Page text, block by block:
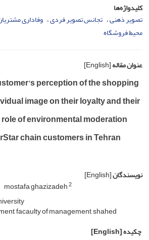
کلیدواژه‌ها
تصویر ذهنی تجانس تصویر فردی وفاداری
محیط فروشگاه
عنوان مقاله[English]
perception of the shopping
image on their loyalty and their
of environmental moderation
chain customers in Tehran
نویسندگان[English]
mostafa ghazizadeh2
facaulty of management, shahed
چکیده[English]